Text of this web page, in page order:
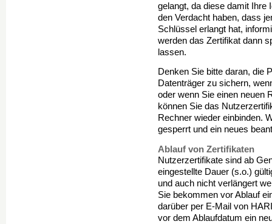
gelangt, da diese damit Ihre
den Verdacht haben, dass
Schlüssel erlangt hat,
werden das Zertifikat dann
lassen.
Denken Sie bitte daran, die
Datenträger zu sichern,
oder wenn Sie einen neuen
können Sie das
Rechner wieder einbinden.
gesperrt und ein neues
Ablauf von Zertifikaten
Nutzerzertifikate sind ab
eingestellte Dauer (s.o.)
und auch nicht verlängert
Sie bekommen vor Ablauf
darüber per E-Mail von
vor dem Ablaufdatum ein